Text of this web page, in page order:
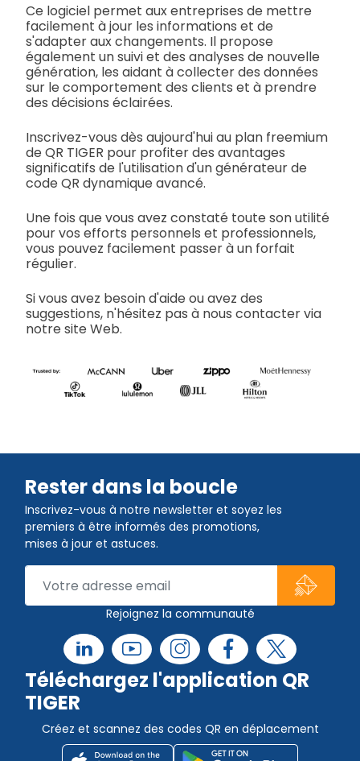
Ce logiciel permet aux entreprises de mettre
facilement à jour les informations et de
s'adapter aux changements. Il propose
également un suivi et des analyses de nouvelle
génération, les aidant à collecter des données
sur le comportement des clients et à prendre
des décisions éclairées.
Inscrivez-vous dès aujourd'hui au plan freemium
de QR TIGER pour profiter des avantages
significatifs de l'utilisation d'un générateur de
code QR dynamique avancé.
Une fois que vous avez constaté toute son utilité
pour vos efforts personnels et professionnels,
vous pouvez facilement passer à un forfait
régulier.
Si vous avez besoin d'aide ou avez des
suggestions, n'hésitez pas à nous contacter via
notre site Web.
Rester dans la boucle
Inscrivez-vous à notre newsletter et soyez les
premiers à être informés des promotions,
mises à jour et astuces.
Rejoignez la communauté
Téléchargez l'application QR
TIGER
Créez et scannez des codes QR en déplacement